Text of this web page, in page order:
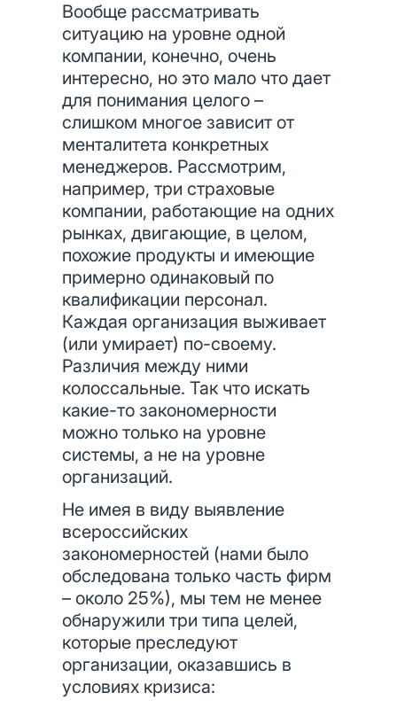
Вообще рассматривать
ситуацию на уровне одной
компании, конечно, очень
интересно, но это мало что дает
для понимания целого –
слишком многое зависит от
менталитета конкретных
менеджеров. Рассмотрим,
например, три страховые
компании, работающие на одних
рынках, двигающие, в целом,
похожие продукты и имеющие
примерно одинаковый по
квалификации персонал.
Каждая организация выживает
(или умирает) по-своему.
Различия между ними
колоссальные. Так что искать
какие-то закономерности
можно только на уровне
системы, а не на уровне
организаций.
Не имея в виду выявление
всероссийских
закономерностей (нами было
обследована только часть фирм
– около 25%), мы тем не менее
обнаружили три типа целей,
которые преследуют
организации, оказавшись в
условиях кризиса: